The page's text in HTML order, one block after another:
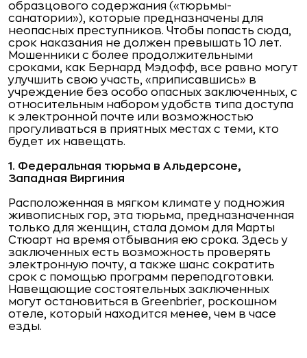
образцового содержания («тюрьмы-
санатории»), которые предназначены для
неопасных преступников. Чтобы попасть сюда,
срок наказания не должен превышать 10 лет.
Мошенники с более продолжительными
сроками, как Бернард Мэдофф, все равно могут
улучшить свою участь, «приписавшись» в
учреждение без особо опасных заключенных, с
относительным набором удобств типа доступа
к электронной почте или возможностью
прогуливаться в приятных местах с теми, кто
будет их навещать.
1. Федеральная тюрьма в Альдерсоне,
Западная Виргиния
Расположенная в мягком климате у подножия
живописных гор, эта тюрьма, предназначенная
только для женщин, стала домом для Марты
Стюарт на время отбывания ею срока. Здесь у
заключенных есть возможность проверять
электронную почту, а также шанс сократить
срок с помощью программ переподготовки.
Навещающие состоятельных заключенных
могут остановиться в Greenbrier, роскошном
отеле, который находится менее, чем в часе
езды.